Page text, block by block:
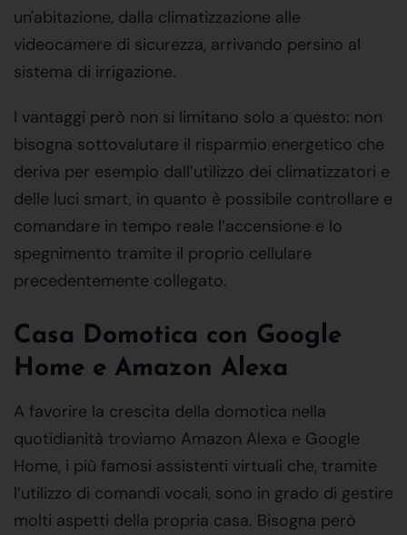
un'abitazione, dalla climatizzazione alle
videocamere di sicurezza, arrivando persino al
sistema di irrigazione.
I vantaggi però non si limitano solo a questo: non
bisogna sottovalutare il risparmio energetico che
deriva per esempio dall’utilizzo dei climatizzatori e
delle luci smart, in quanto è possibile controllare e
comandare in tempo reale l’accensione e lo
spegnimento tramite il proprio cellulare
precedentemente collegato.
Casa Domotica con Google
Home e Amazon Alexa
A favorire la crescita della domotica nella
quotidianità troviamo Amazon Alexa e Google
Home, i più famosi assistenti virtuali che, tramite
l’utilizzo di comandi vocali, sono in grado di gestire
molti aspetti della propria casa. Bisogna però